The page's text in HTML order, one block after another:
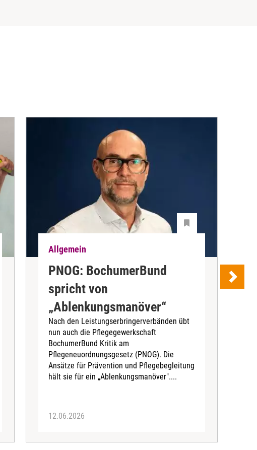
Allgemein
PNOG: BochumerBund
spricht von
„Ablenkungsmanöver“
Nach den Leistungserbringerverbänden übt
nun auch die Pflegegewerkschaft
BochumerBund Kritik am
Pflegeneuordnungsgesetz (PNOG). Die
Ansätze für Prävention und Pflegebegleitung
hält sie für ein „Ablenkungsmanöver"....
12.06.2026